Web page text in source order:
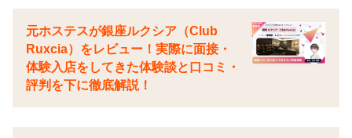
元ホステスが銀座ルクシア（Club
Ruxcia）をレビュー！実際に面接・
体験入店をしてきた体験談と口コミ・
評判を下に徹底解説！